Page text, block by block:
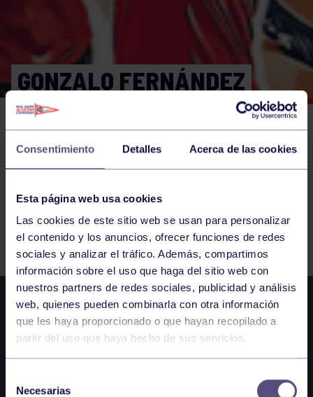
Consentimiento Detalles Acerca de las cookies
Esta página web usa cookies
Las cookies de este sitio web se usan para personalizar
el contenido y los anuncios, ofrecer funciones de redes
sociales y analizar el tráfico. Además, compartimos
información sobre el uso que haga del sitio web con
nuestros partners de redes sociales, publicidad y análisis
web, quienes pueden combinarla con otra información
que les haya proporcionado o que hayan recopilado a
partir del uso que haya hecho de sus servicios.
Necesarias
GONZALO FERNÁNDEZ
ORNIA BRILLA ENTRE LA
ÉLITE NACIONAL SUB 18.
El grupo en prensa
Comparte